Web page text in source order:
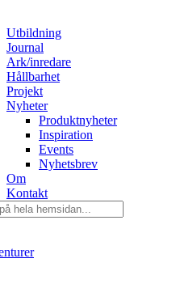
Utbildning
Journal
Ark/inredare
Hållbarhet
Projekt
Nyheter
Produktnyheter
Inspiration
Events
Nyhetsbrev
Om
Kontakt